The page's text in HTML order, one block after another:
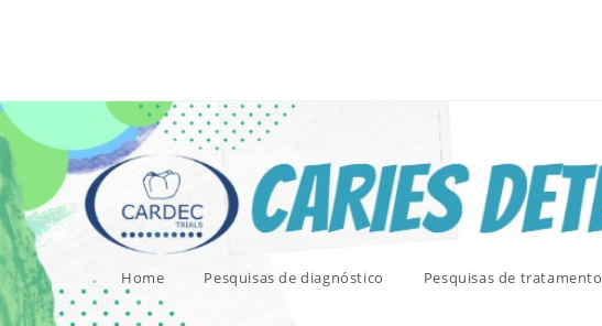
Home Pesquisas de diagnóstico Pesquisas de tratamento